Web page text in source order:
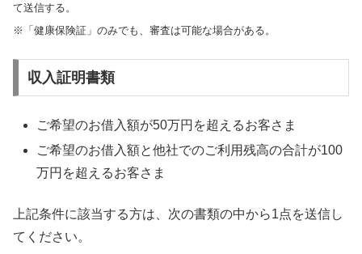
て送信する。
※「健康保険証」のみでも、審査は可能な場合がある。
収入証明書類
ご希望のお借入額が50万円を超えるお客さま
ご希望のお借入額と他社でのご利用残高の合計が100
万円を超えるお客さま
上記条件に該当する方は、次の書類の中から1点を送信し
てください。